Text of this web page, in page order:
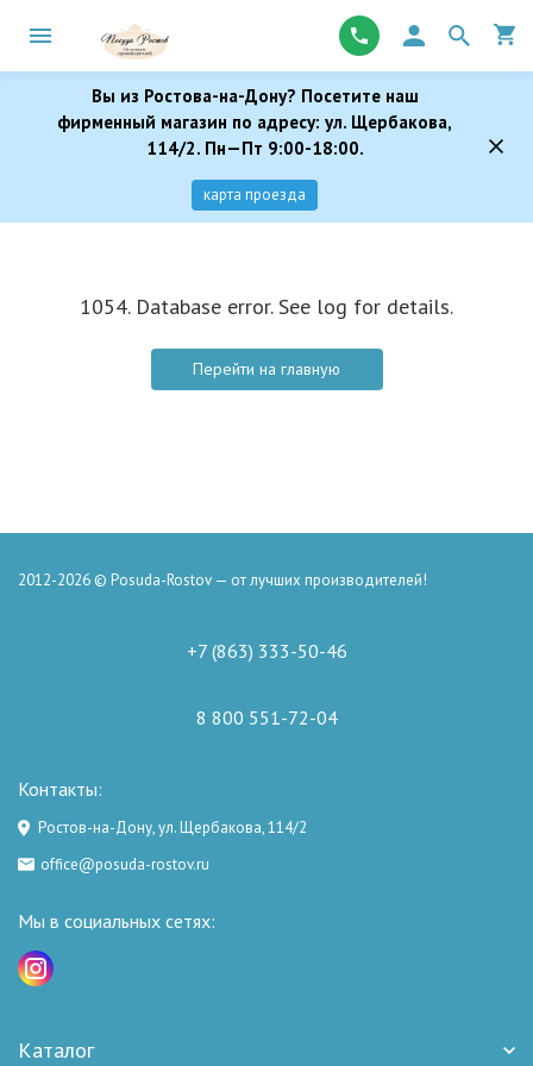
Вы из Ростова-на-Дону? Посетите наш
фирменный магазин по адресу: ул. Щербакова,
114/2. Пн—Пт 9:00-18:00.
карта проезда
1054. Database error. See log for details.
Перейти на главную
2012-2026 © Posuda-Rostov — от лучших производителей!
+7 (863) 333-50-46
8 800 551-72-04
Контакты:
Ростов-на-Дону, ул. Щербакова, 114/2
office@posuda-rostov.ru
Мы в социальных сетях:
Каталог